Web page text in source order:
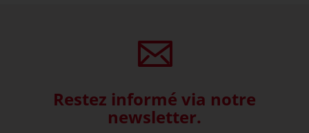
Restez informé via notre
newsletter.